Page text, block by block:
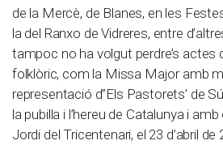
de la Mercè, de Blanes, en les
la del Ranxo de Vidreres, entre
tampoc no ha volgut perdre’s actes
folklòric, com la Missa Major amb
representació d”Els Pastorets’ de
la pubilla i l’hereu de Catalunya i
Jordi del Tricentenari, el 23 d’abril